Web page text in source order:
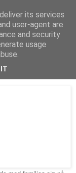
its services
user-agent are
and security
usage